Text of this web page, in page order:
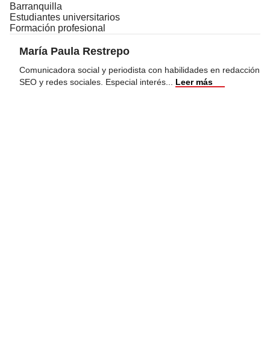
Barranquilla
Estudiantes universitarios
Formación profesional
María Paula Restrepo
Comunicadora social y periodista con habilidades en redacción
SEO y redes sociales. Especial interés
Leer más